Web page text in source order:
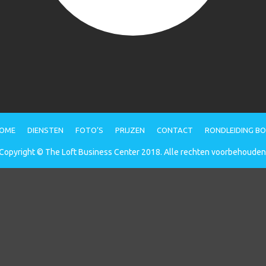
DIENSTEN FOTO’S PRIJZEN CONTACT RONDLEIDING
© The Loft Business Center 2018. Alle rechten